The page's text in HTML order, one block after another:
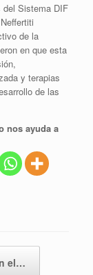
del Sistema DIF
de la
en que esta
y terapias
de las
nos ayuda a
el…